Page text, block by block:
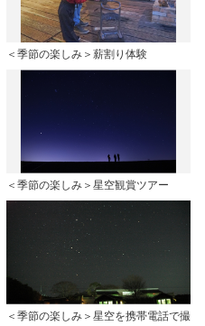
＜季節の楽しみ＞薪割り体験
＜季節の楽しみ＞星空観賞ツアー
＜季節の楽しみ＞星空を携帯電話で撮